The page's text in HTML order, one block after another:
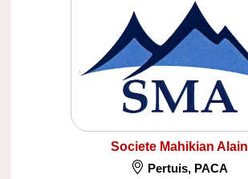
Societe Mahikian Alain
Pertuis, PACA